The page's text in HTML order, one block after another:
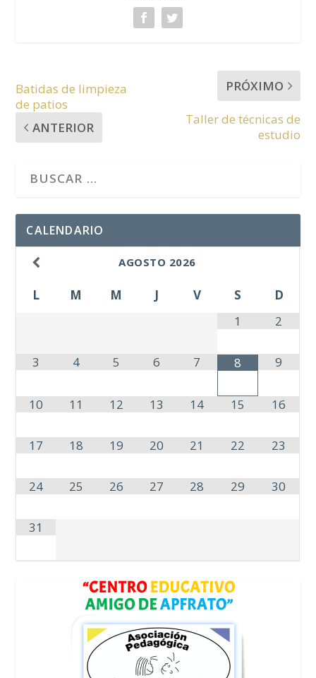
Batidas de limpieza
de patios
ANTERIOR
PRÓXIMO
Taller de técnicas de
estudio
CALENDARIO
AGOSTO 2026
L M M J V S
D
1
2
3 4 5 6 7 8 9
10 11 12 13 14 15 16
17 18 19 20 21 22 23
24 25 26 27 28 29 30
31